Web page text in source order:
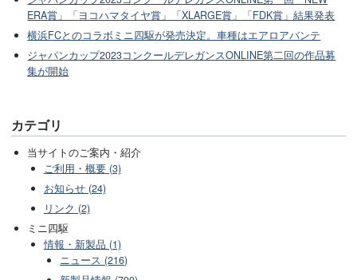
ERA賞」「ヨコハマタイヤ賞」「XLARGE賞」「FDK賞」結果発表
横浜FCとのコラボミニ四駆が発売決定。車種はエアロアバンテ
ジャパンカップ2023コンクールデレガンスONLINE第二回の作品募
集が開始
カテゴリ
当サイトのご案内・紹介
ご利用・概要 (3)
お知らせ (24)
リンク (2)
ミニ四駆
情報・新製品 (1)
ニュース (216)